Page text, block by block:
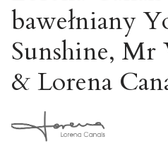
bawełniany
Sunshine,
& Lorena